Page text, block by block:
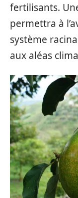
fertilisants.
permettra à
système
aux aléas